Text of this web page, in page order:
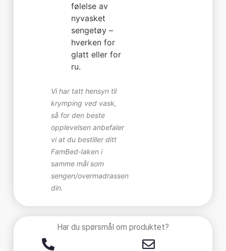
følelse av
nyvasket
sengetøy –
hverken for
glatt eller for
ru.
Vi har tatt hensyn til
krymping ved vask,
så for den beste
opplevelsen anbefaler
vi at du bestiller ditt
FamBed-laken i
samme mål som
sengen/overmadrassen
din.
Har du spørsmål om produktet?